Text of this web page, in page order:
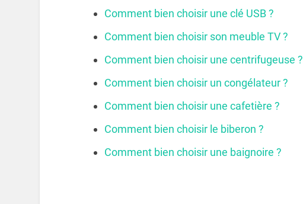
Comment bien choisir une clé USB ?
Comment bien choisir son meuble TV ?
Comment bien choisir une centrifugeuse ?
Comment bien choisir un congélateur ?
Comment bien choisir une cafetière ?
Comment bien choisir le biberon ?
Comment bien choisir une baignoire ?